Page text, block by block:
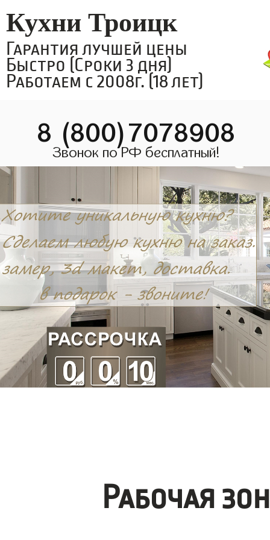
Кухни Троицк
Гарантия лучшей цены
Быстро (Сроки 3 дня)
Работаем с 2008г. (18 лет)
8 (800)7078908
Звонок по РФ бесплатный!
Рабочая